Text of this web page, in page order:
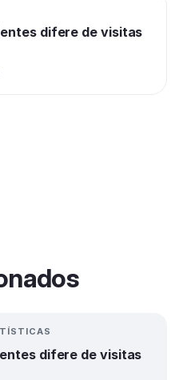
difere de visitas
difere de visitas